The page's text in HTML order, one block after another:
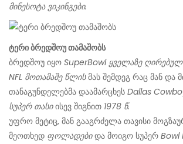
მინესოტა ვიკინგები.
ტერი ბრედშოუ თამაშობს
ბრედშოუ იყო SuperBowl ყველაზე
NFL მოთამაშე წლისმას შემდეგ რაც მან და
თანაგუნდელებმა დაამარცხეს Dallas
სუპერ თასიისევ შიგნით 1978 წ.
უფრო მეტიც, მან გააგრძელა თავისი
მეოთხედ ფოლადებიდა მოიგო სუპერ Bowl